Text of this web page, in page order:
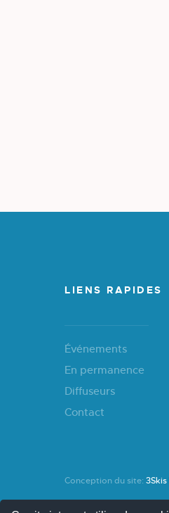
LIENS RAPIDES
Événements
En permanence
Diffuseurs
Contact
Conception du site: